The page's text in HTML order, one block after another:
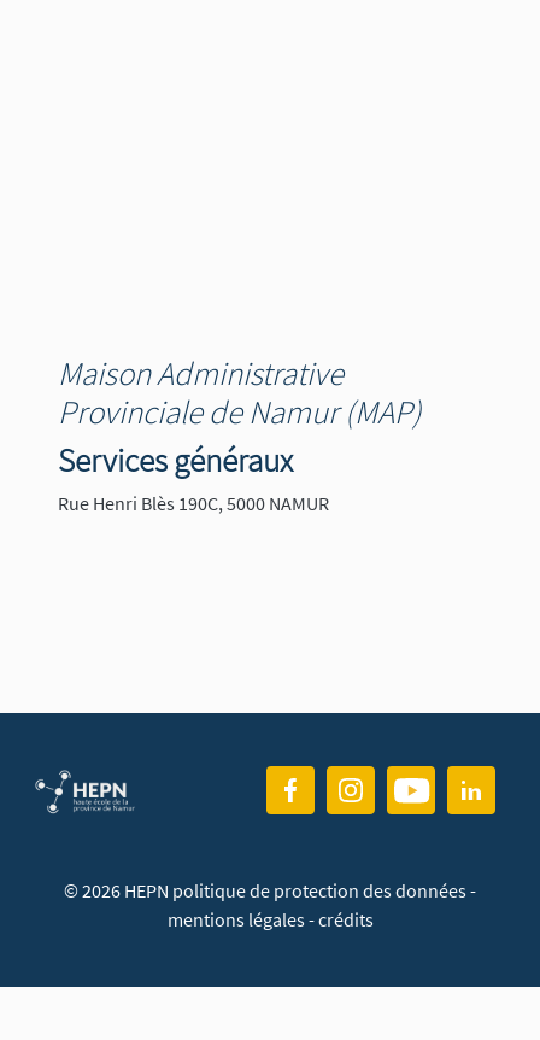
Maison Administrative
Provinciale de Namur (MAP)
Services généraux
Rue Henri Blès 190C, 5000 NAMUR
© 2026 HEPN politique de protection des données-
mentions légales-crédits